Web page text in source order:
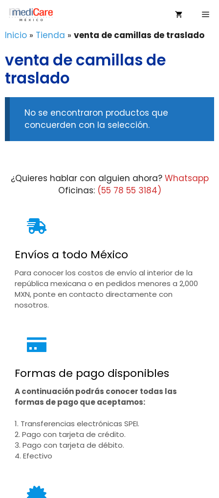
Saltar
contenido
Inicio » Tienda » venta de camillas de traslado
venta de camillas de
traslado
No se encontraron productos que
concuerden con la selección.
¿Quieres hablar con alguien ahora? Whatsapp
Oficinas: (55 78 55 3184)
Envíos a todo México
Para conocer los costos de envío al interior de la
república mexicana o en pedidos menores a 2,000
MXN, ponte en contacto directamente con
nosotros.
Formas de pago disponibles
A continuación podrás conocer todas las
formas de pago que aceptamos:
1. Transferencias electrónicas SPEI.
2. Pago con tarjeta de crédito.
3. Pago con tarjeta de débito.
4. Efectivo